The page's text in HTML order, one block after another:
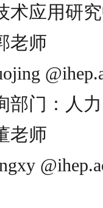
术应用研
郭老师
部门：人
董老师